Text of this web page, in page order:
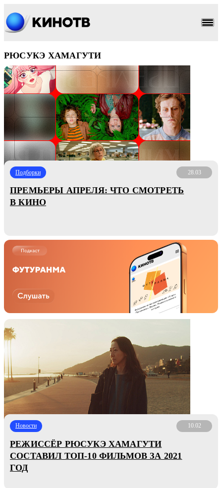
РЮСУКЭ ХАМАГУТИ
Подборки 28.03
ПРЕМЬЕРЫ АПРЕЛЯ: ЧТО СМОТРЕТЬ
В КИНО
Новости 10.02
РЕЖИССЁР РЮСУКЭ ХАМАГУТИ
СОСТАВИЛ ТОП-10 ФИЛЬМОВ ЗА 2021
ГОД